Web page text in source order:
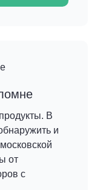
В
и
от
с